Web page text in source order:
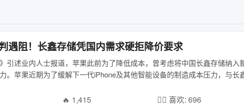
遇阻！长鑫存储凭国内需求硬拒降价要求
引述业内人士报道，苹果此前为了降低成本，曾考虑将中国长鑫存储纳
。苹果近期为了缓解下一代iPhone及其他智能设备的制造成本压力，与长
🔥 1,415 ❤️‍🔥 喜欢: 696